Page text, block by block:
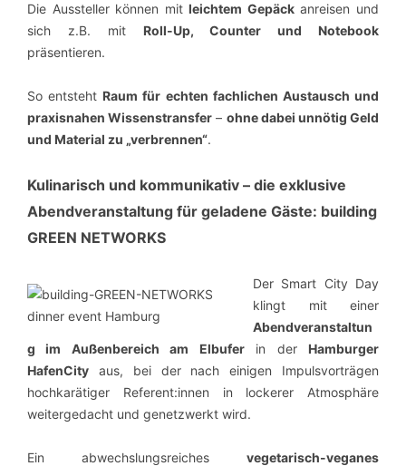
Die Aussteller können mitleichtem Gepäckanreisen und
sich z.B. mit Roll-Up, Counter und Notebook
präsentieren.
So entsteht Raum für echten fachlichen Austausch und
praxisnahen Wissenstransfer – ohne dabei unnötigGeld
und Material zu „verbrennen“.
Kulinarisch und kommunikativ – die exklusive
Abendveranstaltung für geladene Gäste: building
GREEN NETWORKS
Der Smart City Day
klingt mit einer
Abendveranstaltun
g im Außenbereich am Elbuferin der Hamburger
HafenCity aus, bei der nach einigen Impulsvorträgen
hochkarätiger Referent:innen in lockerer Atmosphäre
weitergedacht und genetzwerkt wird.
Ein abwechslungsreiches vegetarisch-veganes